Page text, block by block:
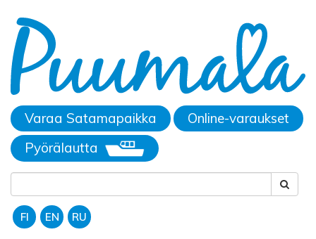
Varaa Satamapaikka
Online-varaukset
Pyörälautta
FI EN RU